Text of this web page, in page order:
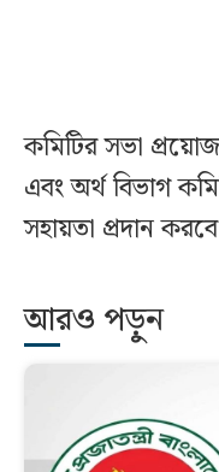
কমিটির সভা
এবং অর্থ বিভাগ
সহায়তা প্রদান
আরও পড়ুন